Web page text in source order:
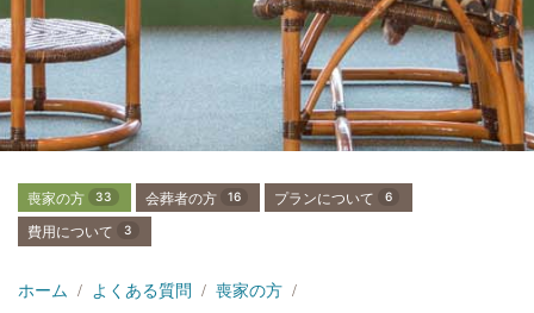
喪家の方 33 会葬者の方 16 プランについて 6
費用について 3
ホーム よくある質問 喪家の方